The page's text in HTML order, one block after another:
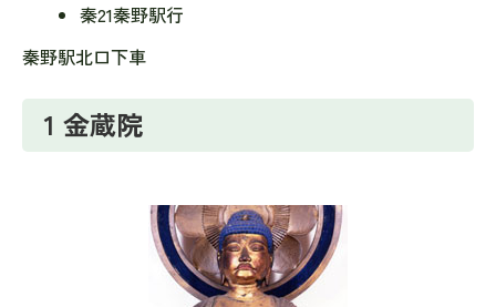
秦21秦野駅行
秦野駅北口下車
1 金蔵院